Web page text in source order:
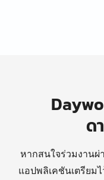
ด
หากสนใจร่วมงานผ่
แอปพลิเคชันเตรียม